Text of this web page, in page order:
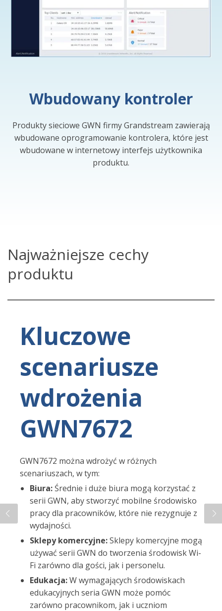
Wbudowany kontroler
Produkty sieciowe GWN firmy Grandstream zawierają
wbudowane oprogramowanie kontrolera, które jest
wbudowane w internetowy interfejs użytkownika
produktu.
Najważniejsze cechy
produktu
Kluczowe
scenariusze
wdrożenia
GWN7672
GWN7672 można wdrożyć w różnych
scenariuszach, w tym:
Biura:Średnie i duże biura mogą korzystać z
serii GWN, aby stworzyć mobilne środowisko
pracy dla pracowników, które nie rezygnuje z
wydajności.
Sklepy komercyjne:Sklepy komercyjne mogą
używać serii GWN do tworzenia środowisk Wi-
Fi zarówno dla gości, jak i personelu.
Edukacja:W wymagających środowiskach
edukacyjnych seria GWN może pomóc
zarówno pracownikom, jak i uczniom